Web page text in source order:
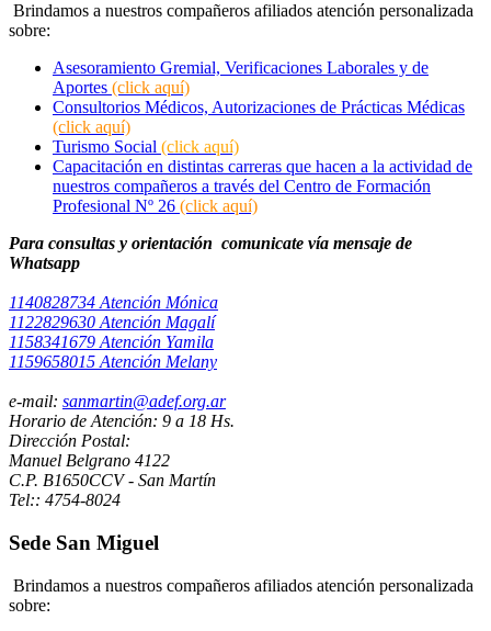
Brindamos a nuestros compañeros afiliados atención personalizada
sobre:
Asesoramiento Gremial, Verificaciones Laborales y de
Aportes (click aquí)
Consultorios Médicos, Autorizaciones de Prácticas Médicas
(click aquí)
Turismo Social (click aquí)
Capacitación en distintas carreras que hacen a la actividad de
nuestros compañeros a través del Centro de Formación
Profesional Nº 26 (click aquí)
Para consultas y orientación comunicate vía mensaje de
Whatsapp
1140828734 Atención Mónica
1122829630 Atención Magalí
1158341679 Atención Yamila
1159658015 Atención Melany
e-mail: sanmartin@adef.org.ar
Horario de Atención: 9 a 18 Hs.
Dirección Postal:
Manuel Belgrano 4122
C.P. B1650CCV - San Martín
Tel:: 4754-8024
Sede San Miguel
Brindamos a nuestros compañeros afiliados atención personalizada
sobre: